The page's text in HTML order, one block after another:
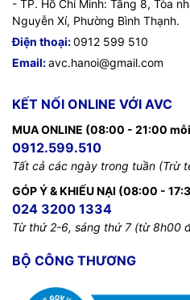
- TP. Hồ Chí Minh: Tầng 8, Tòa
Nguyễn Xí, Phường Bình Thạnh.
Điện thoại:0912 599 510
Email:avc.hanoi@gmail.com
KẾT NỐI ONLINE VỚI AVC
MUA ONLINE (08:00 - 21:00
0912.599.510
Tất cả các ngày trong tuần (Trừ
GÓP Ý & KHIẾU NẠI (08:00 -
024 3200 1334
Từ thứ 2-6, sáng thứ 7 (từ 8h00
BỘ CÔNG THƯƠNG